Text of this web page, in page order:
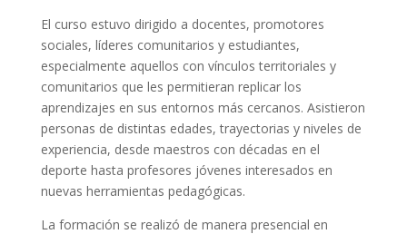
El curso estuvo dirigido a docentes, promotores
sociales, líderes comunitarios y estudiantes,
especialmente aquellos con vínculos territoriales y
comunitarios que les permitieran replicar los
aprendizajes en sus entornos más cercanos. Asistieron
personas de distintas edades, trayectorias y niveles de
experiencia, desde maestros con décadas en el
deporte hasta profesores jóvenes interesados en
nuevas herramientas pedagógicas.
La formación se realizó de manera presencial en